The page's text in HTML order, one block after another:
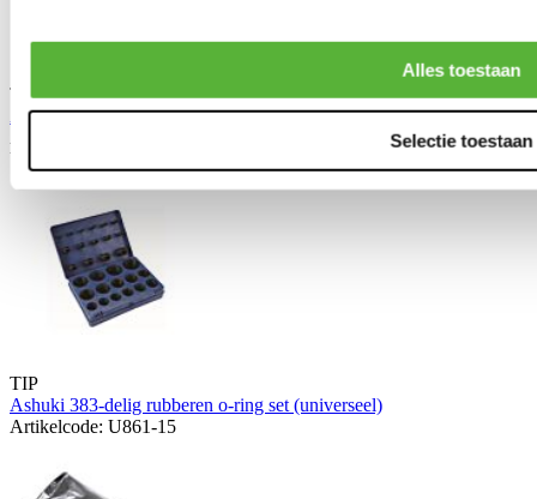
Alles toestaan
Selectie toestaan
TIP
ARP zuigerveer compressor verschillende boringen (universeel)
Vanaf
TIP
Ashuki 383-delig rubberen o-ring set (universeel)
Artikelcode: U861-15